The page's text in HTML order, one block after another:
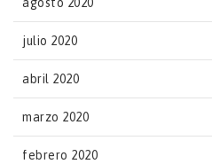
agosto 2020
julio 2020
abril 2020
marzo 2020
febrero 2020